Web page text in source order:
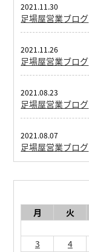
足場屋営業ブログ
2021.11.30
足場屋営業ブログ
2021.11.26
足場屋営業ブログ
2021.08.23
足場屋営業ブログ
2021.08.07
月 火
3
4